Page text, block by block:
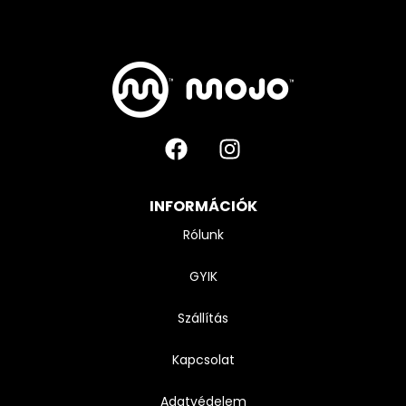
INFORMÁCIÓK
Rólunk
GYIK
Szállítás
Kapcsolat
Adatvédelem